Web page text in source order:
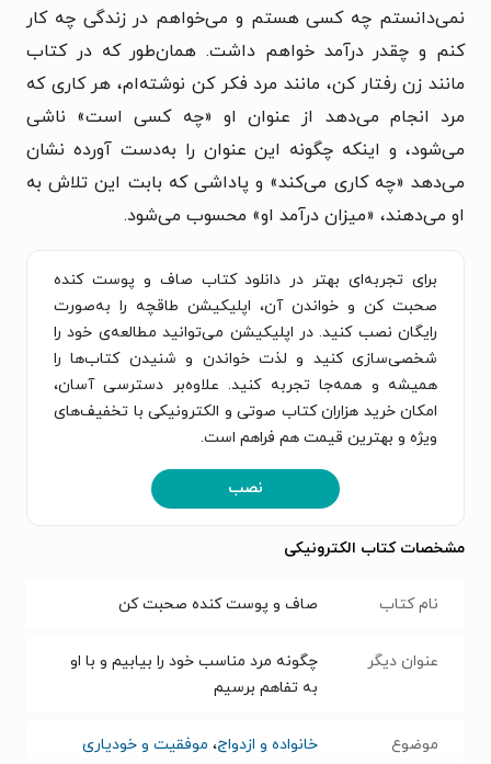
نمی‌دانستم چه کسی هستم و می‌خواهم در زندگی چه کار
کنم و چقدر درآمد خواهم داشت. همان‌طور که در کتاب
مانند زن رفتار کن، مانند مرد فکر کن نوشته‌ام، هر کاری که
مرد انجام می‌دهد از عنوان او «چه کسی است» ناشی
می‌شود، و اینکه چگونه این عنوان را به‌دست آورده نشان
می‌دهد «چه کاری می‌کند» و پاداشی که بابت این تلاش به
او می‌دهند، «میزان درآمد او» محسوب می‌شود.
برای تجربه‌ای بهتر در دانلود کتاب صاف و پوست کنده
صحبت کن و خواندن آن، اپلیکیشن طاقچه را به‌صورت
رایگان نصب کنید. در اپلیکیشن می‌توانید مطالعه‌ی خود را
شخصی‌سازی کنید و لذت خواندن و شنیدن کتاب‌ها را
همیشه و همه‌جا تجربه کنید. علاوه‌بر دسترسی آسان،
امکان خرید هزاران کتاب صوتی و الکترونیکی با تخفیف‌های
ویژه و بهترین قیمت هم فراهم است.
نصب
مشخصات کتاب الکترونیکی
نام کتاب صاف و پوست کنده صحبت کن
عنوان دیگر
چگونه مرد مناسب خود را بیابیم و با او
به تفاهم برسیم
موضوع خانواده و ازدواج، موفقیت و خودیاری